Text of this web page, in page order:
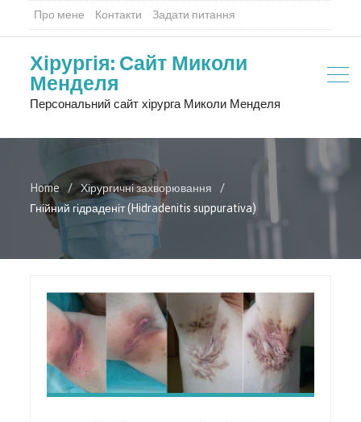
Про мене Контакти Задати питання
Хірургія: Сайт Миколи
Менделя
Персональний сайт хірурга Миколи Менделя
Home
Хірургичні захворювання
Гнійний гідраденіт (Hidradenitis suppurativa)